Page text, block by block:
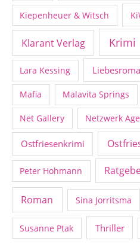
Kiepenheuer & Witsch
Klarant Verlag Krimi
Lara Kessing
Mafia Malavita Springs
Net Gallery Netzwerk
Ostfriesenkrimi
Peter Hohmann
Roman Sina Jorritsma
Susanne Ptak Thriller